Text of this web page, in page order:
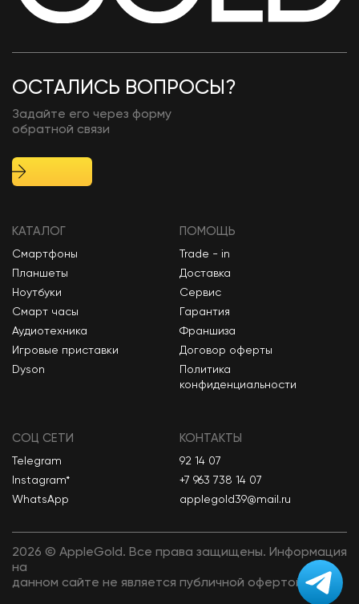
ОСТАЛИСЬ ВОПРОСЫ?
Задайте его через форму
обратной связи
КАТАЛОГ
Смартфоны
Планшеты
Ноутбуки
Смарт часы
Аудиотехника
Игровые приставки
Dyson
ПОМОЩЬ
Trade - in
Доставка
Сервис
Гарантия
Франшиза
Договор оферты
Политика
конфиденциальности
СОЦ СЕТИ
Telegram
Instagram*
WhatsApp
КОНТАКТЫ
92 14 07
+7 963 738 14 07
applegold39@mail.ru
2026 © AppleGold. Все права защищены. Информация
на
данном сайте не является публичной офертой.